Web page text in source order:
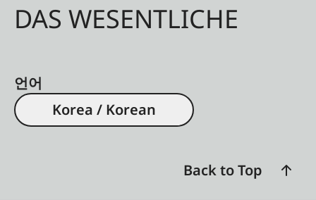
DAS WESENTLICHE
언어
Korea / Korean
Back to Top